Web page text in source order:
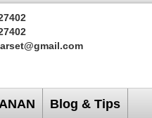
Blog & Tips